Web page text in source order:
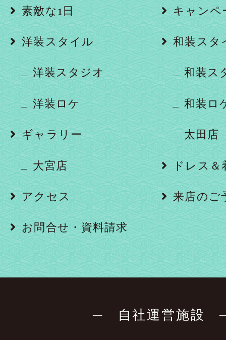
素敵な1日 キャンペ
洋装スタイル
洋装スタジオ
洋装ロケ
和装スタ
和装ス
和装ロ
ギャラリー 太田店
大宮店 ドレス＆
アクセス 来店のご
お問合せ・資料請求
─ 自社運営施設